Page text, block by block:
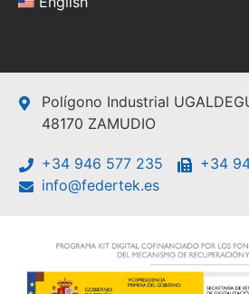
Polígono Industrial
48170 ZAMUDIO
+34 946 577 235
+34
info@federtek.es